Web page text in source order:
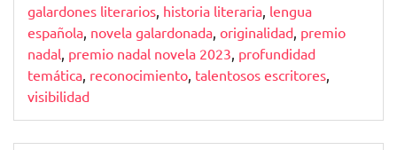
galardones literarios, historia literaria, lengua
española, novela galardonada, originalidad, premio
nadal, premio nadal novela 2023, profundidad
temática, reconocimiento, talentosos escritores,
visibilidad